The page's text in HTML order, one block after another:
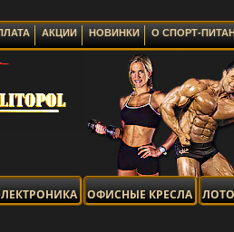
АКЦИИ НОВИНКИ О СПОРТ-
ОФИСНЫЕ КРЕСЛА